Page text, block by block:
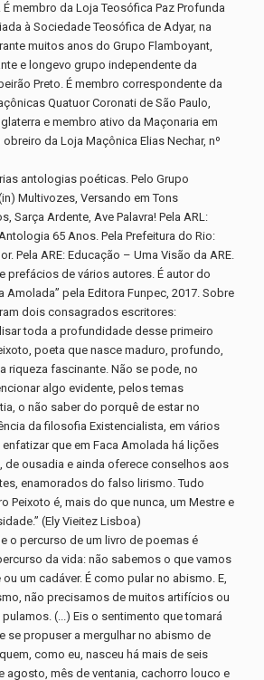
membro da Loja Teosófica Paz Profunda
à Sociedade Teosófica de Adyar, na
muitos anos do Grupo Flamboyant,
e longevo grupo independente da
Preto. É membro correspondente da
Quatuor Coronati de São Paulo,
e membro ativo da Maçonaria em
da Loja Maçônica Elias Nechar, nº
antologias poéticas. Pelo Grupo
Multivozes, Versando em Tons
Sarça Ardente, Ave Palavra! Pela ARL:
65 Anos. Pela Prefeitura do Rio:
Pela ARE: Educação – Uma Visão da ARE.
prefácios de vários autores. É autor do
Amolada” pela Editora Funpec, 2017. Sobre
dois consagrados escritores:
toda a profundidade desse primeiro
poeta que nasce maduro, profundo,
riqueza fascinante. Não se pode, no
algo evidente, pelos temas
o não saber do porquê de estar no
da filosofia Existencialista, em vários
que em Faca Amolada há lições
de ousadia e ainda oferece conselhos aos
enamorados do falso lirismo. Tudo
Peixoto é, mais do que nunca, um Mestre e
(Ely Vieitez Lisboa)
percurso de um livro de poemas é
da vida: não sabemos o que vamos
um cadáver. É como pular no abismo. E,
não precisamos de muitos artifícios ou
(...) Eis o sentimento que tomará
se propuser a mergulhar no abismo de
como eu, nasceu há mais de seis
agosto, mês de ventania, cachorro louco e